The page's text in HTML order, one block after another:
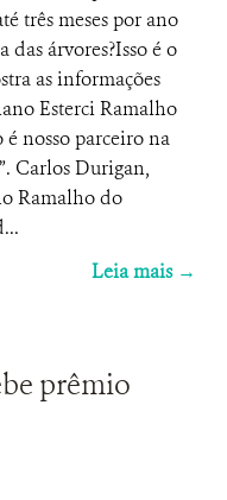
três meses por ano
das árvores?Isso é o
as informações
Esterci Ramalho
nosso parceiro na
Carlos Durigan,
Ramalho do
Leia mais →
prêmio